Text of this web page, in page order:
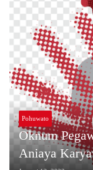
Pohuwato
Oknum
Aniaya